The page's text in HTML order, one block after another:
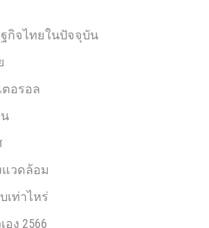
กิจไทยในปัจจุบัน
ตอรอล
แวดล้อม
เท่าไหร่
ง 2566